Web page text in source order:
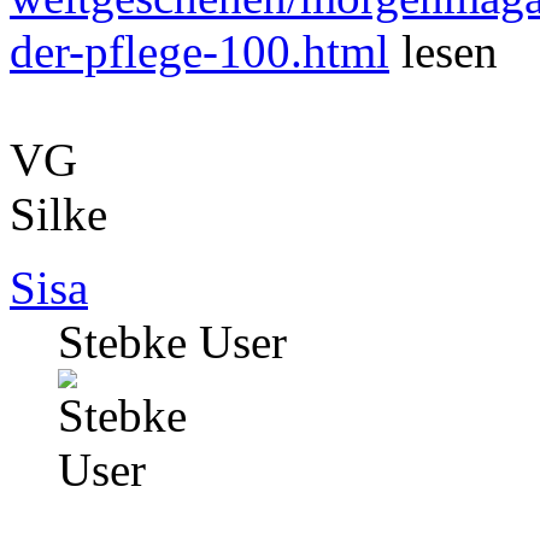
der-pflege-100.html lesen
VG
Silke
Sisa
Stebke User